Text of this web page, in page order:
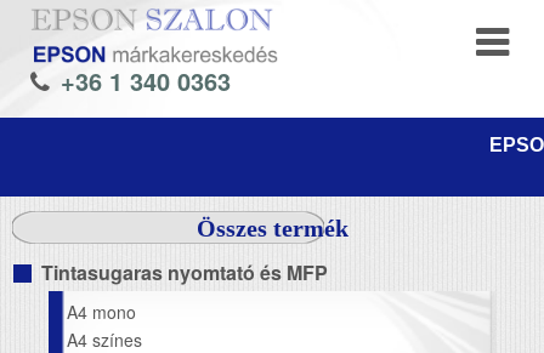
+36 1 340 0363
Összes termék
Tintasugaras nyomtató és MFP
A4 mono
A4 színes